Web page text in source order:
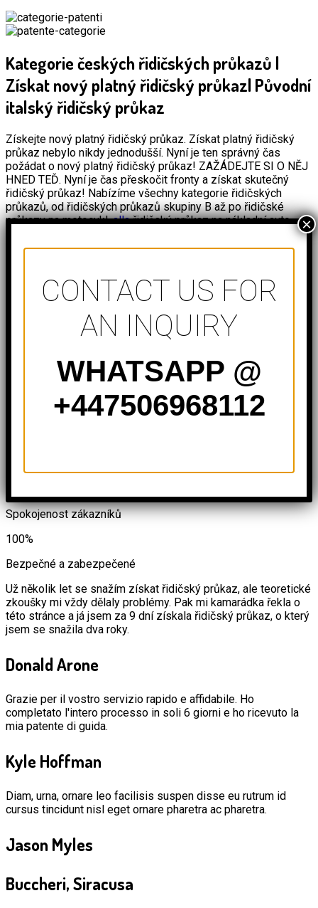
Kategorie českých řidičských průkazů |
Získat nový platný řidičský průkaz| Původní
italský řidičský průkaz
Získejte nový platný řidičský průkaz. Získat platný řidičský
průkaz nebylo nikdy jednodušší. Nyní je ten správný čas
požádat o nový platný řidičský průkaz! ZAŽÁDEJTE SI O NĚJ
HNED TEĎ. Nyní je čas přeskočit fronty a získat skutečný
řidičský průkaz! Nabízíme všechny kategorie řidičských
průkazů, od řidičských průkazů skupiny B až po řidičské
průkazy na motocykl,allařidičský průkaz na nákladní auto.
získání různých kategorií řidičských oprávnění. Pokud tedy
získání dalších tříd. Kupte si italský řidičský průkaz online.
Prodej kopie řidičského průkazubyla
založena v roce 2015
Ano, to se vám nezdá, možnost koupit si český řidičský
průkaz na těchto stránkách je velmi reálná. Obtížnost získání
řidičského průkazu v italštině nás vedla k vytvoření
propracované strategie pro získání řidičského průkazu.
Spokojenost zákazníků
100%
Bezpečné a zabezpečené
Už několik let se snažím získat řidičský průkaz, ale teoretické
zkoušky mi vždy dělaly problémy. Pak mi kamarádka řekla o
této stránce a já jsem za 9 dní získala řidičský průkaz, o který
jsem se snažila dva roky.
Donald Arone
Grazie per il vostro servizio rapido e affidabile. Ho
completato l'intero processo in soli 6 giorni e ho ricevuto la
mia patente di guida.
Kyle Hoffman
Diam, urna, ornare leo facilisis suspen disse eu rutrum id
cursus tincidunt nisl eget ornare pharetra ac pharetra.
Jason Myles
Buccheri, Siracusa
CONTACT US FOR
AN INQUIRY
WHATSAPP @
+447506968112
×